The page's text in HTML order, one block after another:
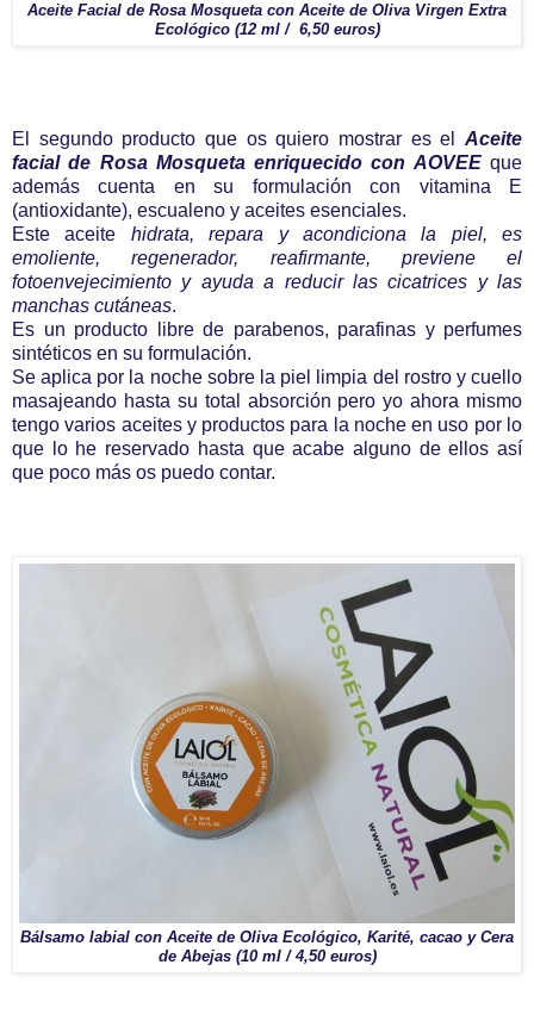
Aceite Facial de Rosa Mosqueta con Aceite de Oliva Virgen Extra
Ecológico (12 ml / 6,50 euros)
El segundo producto que os quiero mostrar es el Aceite
facial de Rosa Mosqueta enriquecido con AOVEE que
además cuenta en su formulación con vitamina E
(antioxidante), escualeno y aceites esenciales.
Este aceite hidrata, repara y acondiciona la piel, es
emoliente, regenerador, reafirmante, previene el
fotoenvejecimiento y ayuda a reducir las cicatrices y las
manchas cutáneas.
Es un producto libre de parabenos, parafinas y perfumes
sintéticos en su formulación.
Se aplica por la noche sobre la piel limpia del rostro y cuello
masajeando hasta su total absorción pero yo ahora mismo
tengo varios aceites y productos para la noche en uso por lo
que lo he reservado hasta que acabe alguno de ellos así
que poco más os puedo contar.
Bálsamo labial con Aceite de Oliva Ecológico, Karité, cacao y Cera
de Abejas (10 ml / 4,50 euros)